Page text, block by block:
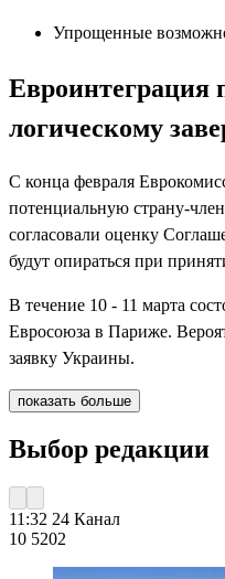
Упрощенные
Евроинтеграция
логическому
С конца февраля
потенциальную страну-
согласовали оценку
будут опираться при
В течение 10 - 11 марта
Евросоюза в Париже.
заявку Украины.
показать больше
Выбор редакции
11:32 24 Канал
10 5202